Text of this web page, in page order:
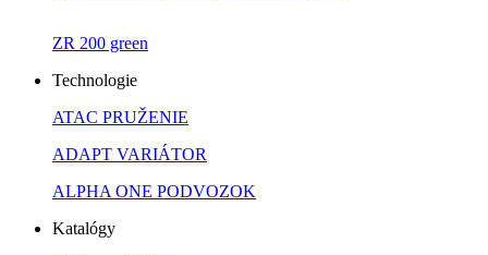
ZR 200 green
Technologie
ATAC PRUŽENIE
ADAPT VARIÁTOR
ALPHA ONE PODVOZOK
Katalógy